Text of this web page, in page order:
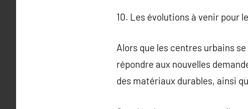
10. Les évolutions à venir pour
Alors que les centres urbains
répondre aux nouvelles
des matériaux durables, ainsi